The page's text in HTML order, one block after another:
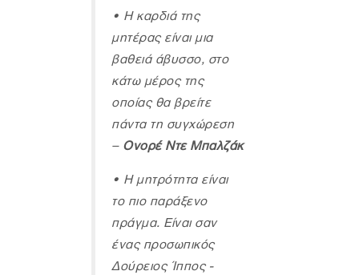
• Η καρδιά της
μητέρας είναι μια
βαθειά άβυσσο, στο
κάτω μέρος της
οποίας θα βρείτε
πάντα τη συγχώρεση
– Ονορέ Ντε Μπαλζάκ
• Η μητρότητα είναι
το πιο παράξενο
πράγμα. Είναι σαν
ένας προσωπικός
Δούρειος Ίππος -